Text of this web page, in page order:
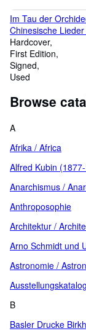
Im Tau der
Chinesische Lieder
deutschen
mit Monogramm
signed].
Hardcover
First Edition
Signed
Used
Browse
A
Afrika / Africa
Alfred Kubin
Anarchismus /
Anthroposophie
Architektur /
Arno Schmidt und
Astronomie /
B
Basler Drucke